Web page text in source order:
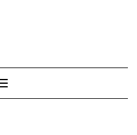
Cambiar modo de navegación